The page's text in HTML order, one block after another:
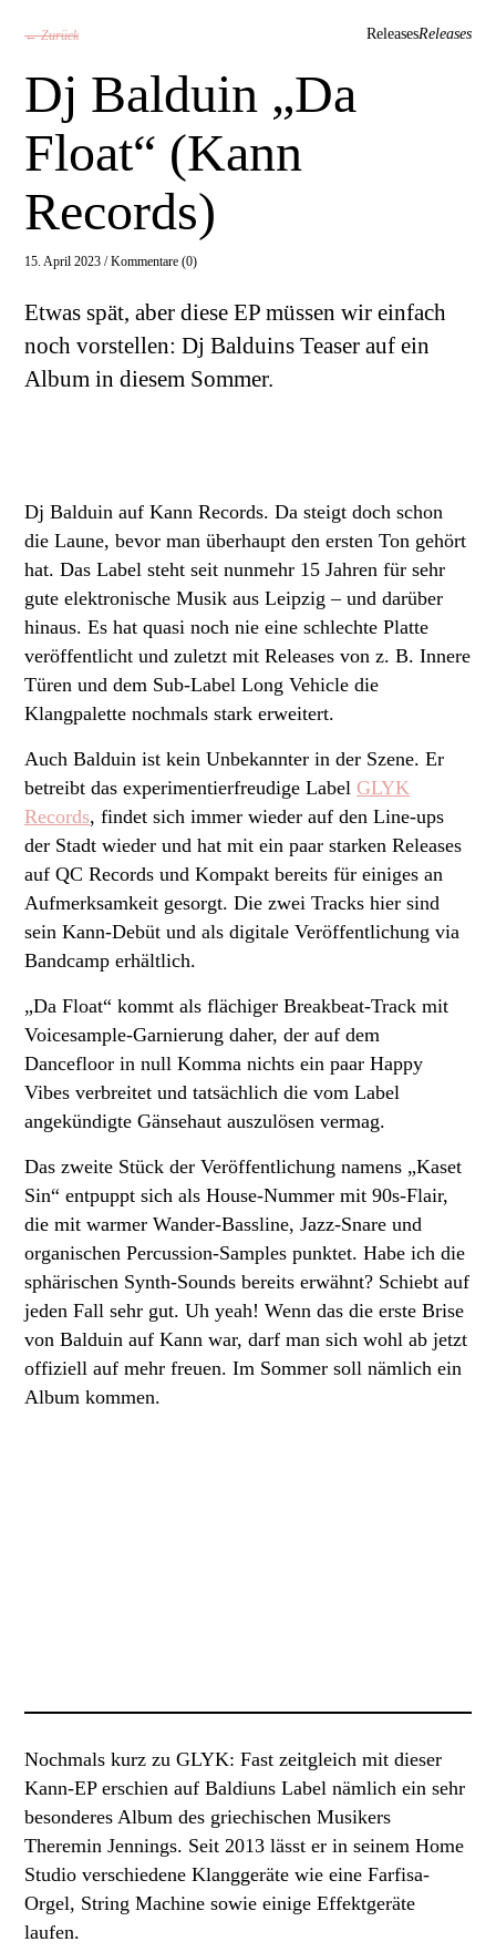
← Zurück ReleasesReleases
Dj Balduin „Da
Float“ (Kann
Records)
15. April 2023 /Kommentare (0)
Etwas spät, aber diese EP müssen wir einfach
noch vorstellen: Dj Balduins Teaser auf ein
Album in diesem Sommer.
Dj Balduin auf Kann Records. Da steigt doch schon
die Laune, bevor man überhaupt den ersten Ton gehört
hat. Das Label steht seit nunmehr 15 Jahren für sehr
gute elektronische Musik aus Leipzig – und darüber
hinaus. Es hat quasi noch nie eine schlechte Platte
veröffentlicht und zuletzt mit Releases von z. B. Innere
Türen und dem Sub-Label Long Vehicle die
Klangpalette nochmals stark erweitert.
Auch Balduin ist kein Unbekannter in der Szene. Er
betreibt das experimentierfreudige Label GLYK
Records, findet sich immer wieder auf den Line-ups
der Stadt wieder und hat mit ein paar starken Releases
auf QC Records und Kompakt bereits für einiges an
Aufmerksamkeit gesorgt. Die zwei Tracks hier sind
sein Kann-Debüt und als digitale Veröffentlichung via
Bandcamp erhältlich.
„Da Float“ kommt als flächiger Breakbeat-Track mit
Voicesample-Garnierung daher, der auf dem
Dancefloor in null Komma nichts ein paar Happy
Vibes verbreitet und tatsächlich die vom Label
angekündigte Gänsehaut auszulösen vermag.
Das zweite Stück der Veröffentlichung namens „Kaset
Sin“ entpuppt sich als House-Nummer mit 90s-Flair,
die mit warmer Wander-Bassline, Jazz-Snare und
organischen Percussion-Samples punktet. Habe ich die
sphärischen Synth-Sounds bereits erwähnt? Schiebt auf
jeden Fall sehr gut. Uh yeah! Wenn das die erste Brise
von Balduin auf Kann war, darf man sich wohl ab jetzt
offiziell auf mehr freuen. Im Sommer soll nämlich ein
Album kommen.
Nochmals kurz zu GLYK: Fast zeitgleich mit dieser
Kann-EP erschien auf Baldiuns Label nämlich ein sehr
besonderes Album des griechischen Musikers
Theremin Jennings. Seit 2013 lässt er in seinem Home
Studio verschiedene Klanggeräte wie eine Farfisa-
Orgel, String Machine sowie einige Effektgeräte
laufen.